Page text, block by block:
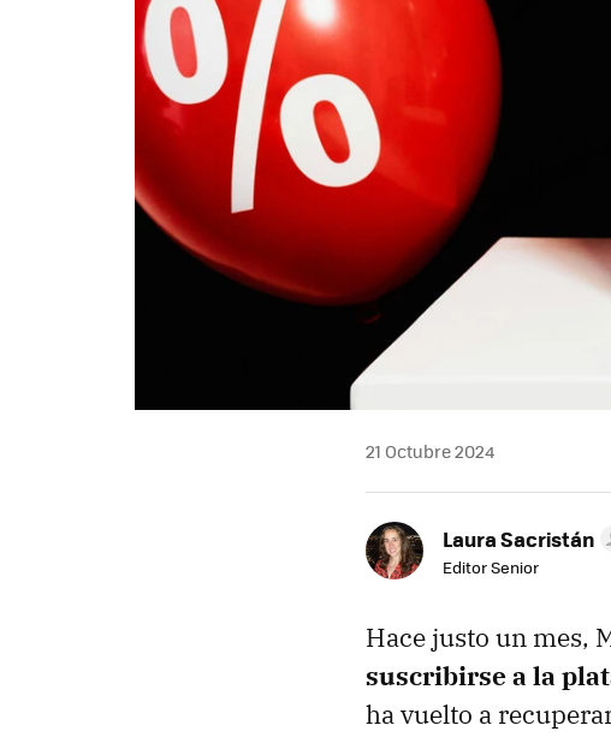
21 Octubre 2024
Laura Sacristán
Editor Senior
Hace justo un mes,
suscribirse a la
ha vuelto a